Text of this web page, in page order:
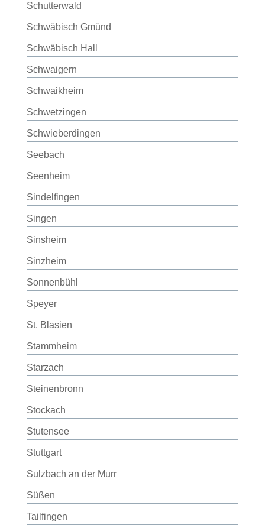
Schutterwald
Schwäbisch Gmünd
Schwäbisch Hall
Schwaigern
Schwaikheim
Schwetzingen
Schwieberdingen
Seebach
Seenheim
Sindelfingen
Singen
Sinsheim
Sinzheim
Sonnenbühl
Speyer
St. Blasien
Stammheim
Starzach
Steinenbronn
Stockach
Stutensee
Stuttgart
Sulzbach an der Murr
Süßen
Tailfingen